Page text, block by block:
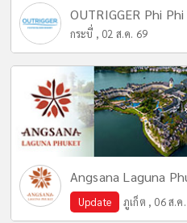
OUTRIGGER Phi
กระบี่ , 02 ส.ค. 69
Angsana Laguna
Update ภูเก็ต , 06 ส.ค